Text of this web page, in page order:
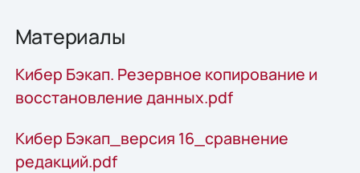
Материалы
Кибер Бэкап. Резервное копирование и
восстановление данных.pdf
Кибер Бэкап_версия 16_сравнение
редакций.pdf